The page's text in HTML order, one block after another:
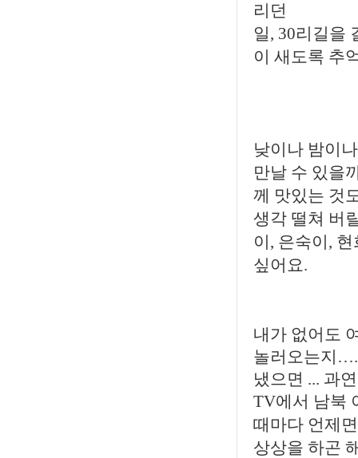
리던
일, 30리길을
이 새도록 추
낮이나 밤이
만날 수 있을
께 맛있는 것
생각 떨쳐 버
이, 은숙이,
싶어요.
내가 없어도
놀러오는지….
냈으면 ... 과
TV에서 남북
때마다 언제
상상을 하곤